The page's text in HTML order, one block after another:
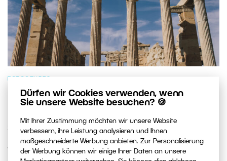
Dürfen wir Cookies verwenden, wenn
Sie unsere Website besuchen? 🍪
Mit Ihrer Zustimmung möchten wir unsere Website
verbessern, ihre Leistung analysieren und Ihnen
maßgeschneiderte Werbung anbieten. Zur Personalisierung
der Werbung können wir einige Ihrer Daten an unsere
Die 7 fotogensten Orte im
Sie als Erstes?
Wir haben sieben Orte ausgewählt, die kein Fotograf